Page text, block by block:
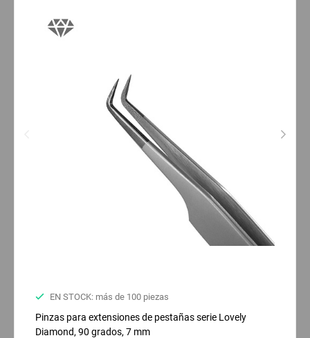
EN STOCK: más de 100 piezas
Pinzas para extensiones de pestañas serie Lovely
Diamond, 90 grados, 7 mm